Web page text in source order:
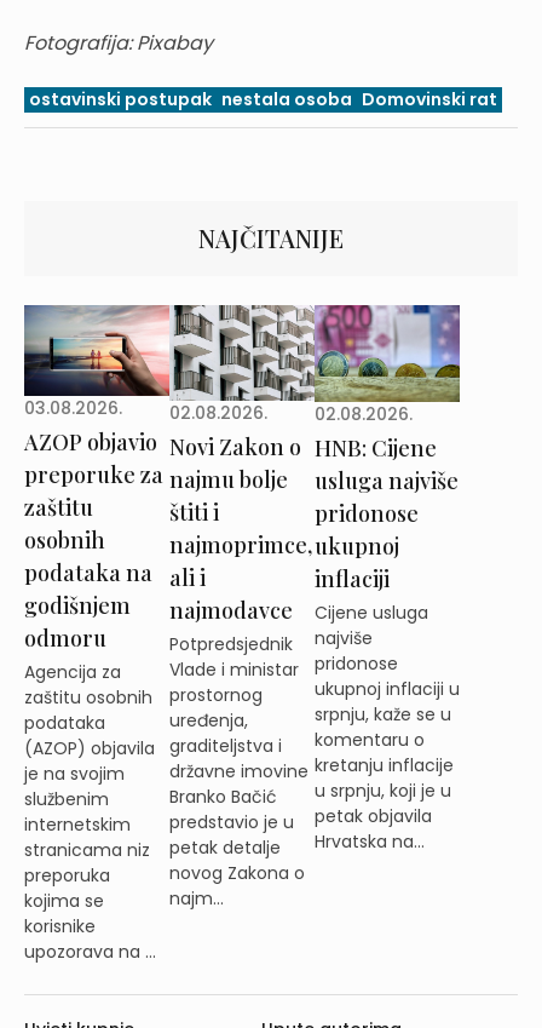
Fotografija: Pixabay
ostavinski postupak nestala osoba Domovinski rat
NAJČITANIJE
03.08.2026.
AZOP objavio
preporuke za
zaštitu
osobnih
podataka na
godišnjem
odmoru
Agencija za
zaštitu osobnih
podataka
(AZOP) objavila
je na svojim
službenim
internetskim
stranicama niz
preporuka
kojima se
korisnike
upozorava na ...
02.08.2026.
Novi Zakon o
najmu bolje
štiti i
najmoprimce,
ali i
najmodavce
Potpredsjednik
Vlade i ministar
prostornog
uređenja,
graditeljstva i
državne imovine
Branko Bačić
predstavio je u
petak detalje
novog Zakona o
najm...
02.08.2026.
HNB: Cijene
usluga najviše
pridonose
ukupnoj
inflaciji
Cijene usluga
najviše
pridonose
ukupnoj inflaciji u
srpnju, kaže se u
komentaru o
kretanju inflacije
u srpnju, koji je u
petak objavila
Hrvatska na...